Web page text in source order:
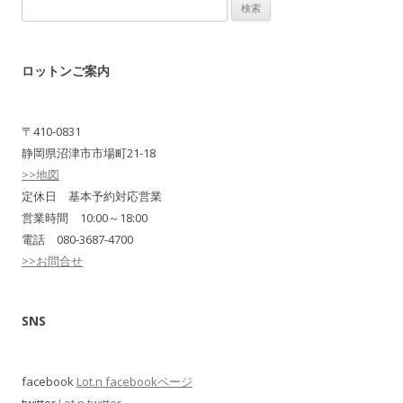
索:
ロットンご案内
〒410-0831
静岡県沼津市市場町21-18
>>地図
定休日 基本予約対応営業
営業時間 10:00～18:00
電話 080-3687-4700
>>お問合せ
SNS
facebook Lot.n facebookページ